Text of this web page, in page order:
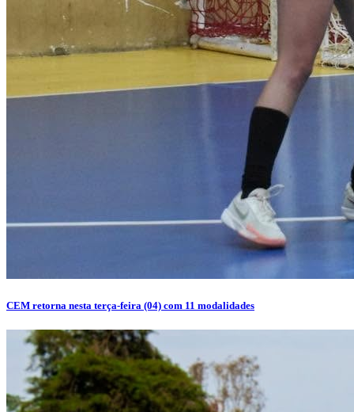
CEM retorna nesta terça-feira (04) com 11 modalidades